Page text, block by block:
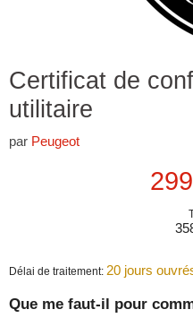
Certificat de
utilitaire
par Peugeot
Délai de traitement: 20 jours
Que me faut-il pour